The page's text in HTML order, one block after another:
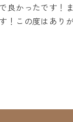
良かったです
この度はあり